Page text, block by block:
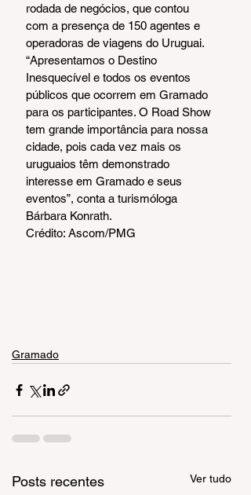
rodada de negócios, que contou
com a presença de 150 agentes e
operadoras de viagens do Uruguai.
“Apresentamos o Destino
Inesquecível e todos os eventos
públicos que ocorrem em Gramado
para os participantes. O Road Show
tem grande importância para nossa
cidade, pois cada vez mais os
uruguaios têm demonstrado
interesse em Gramado e seus
eventos”, conta a turismóloga
Bárbara Konrath.
Crédito: Ascom/PMG
Gramado
Posts recentes Ver tudo